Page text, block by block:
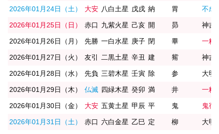
2026年01月24日（土） 大安 八白土星 戊戌 納 胃 不成
2026年01月25日（日） 赤口 九紫火星 己亥 開 昴 神吉
2026年01月26日（月） 先勝 一白水星 庚子 閉 畢 一粒
2026年01月27日（火） 友引 二黒土星 辛丑 建 觜 神吉
2026年01月28日（水） 先負 三碧木星 壬寅 除 参 大明
2026年01月29日（木） 仏滅 四緑木星 癸卯 満 井 一粒
2026年01月30日（金） 大安 五黄土星 甲辰 平 鬼 鬼宿
2026年01月31日（土） 赤口 六白金星 乙巳 定 柳 大明